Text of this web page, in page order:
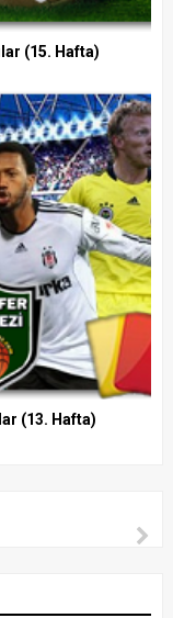
(15. Hafta)
(13. Hafta)